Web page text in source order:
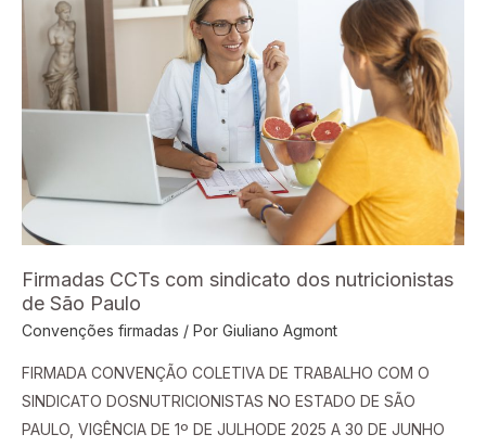
Firmadas CCTs com sindicato dos nutricionistas
de São Paulo
Convenções firmadas / Por Giuliano Agmont
FIRMADA CONVENÇÃO COLETIVA DE TRABALHO COM O
SINDICATO DOSNUTRICIONISTAS NO ESTADO DE SÃO
PAULO, VIGÊNCIA DE 1º DE JULHODE 2025 A 30 DE JUNHO
sindicato
dos
nutricionistas
São
Paulo